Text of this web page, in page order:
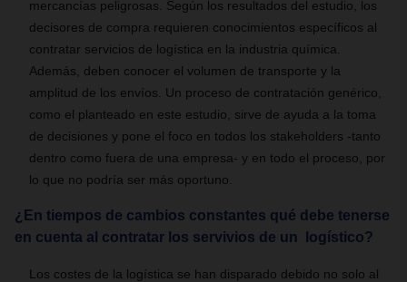
mercancías peligrosas. Según los resultados del estudio, los
decisores de compra requieren conocimientos específicos al
contratar servicios de logística en la industria química.
Además, deben conocer el volumen de transporte y la
amplitud de los envíos. Un proceso de contratación genérico,
como el planteado en este estudio, sirve de ayuda a la toma
de decisiones y pone el foco en todos los stakeholders -tanto
dentro como fuera de una empresa- y en todo el proceso, por
lo que no podría ser más oportuno.
¿En tiempos de cambios constantes qué debe tenerse
en cuenta al contratar los servivios de un logístico?
Los costes de la logística se han disparado debido no solo al